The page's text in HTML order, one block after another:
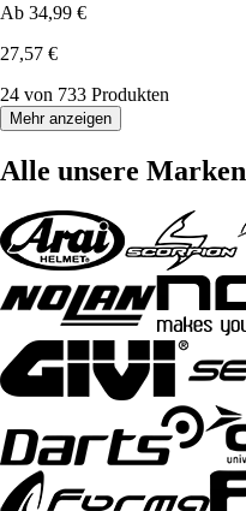
Ab 34,99 €
27,57 €
24 von 733 Produkten
Mehr anzeigen
Alle unsere Marken